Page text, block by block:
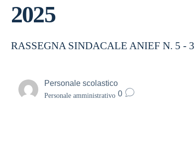
2025
RASSEGNA SINDACALE ANIEF N. 5 -
Personale scolastico
Personale amministrativo 0